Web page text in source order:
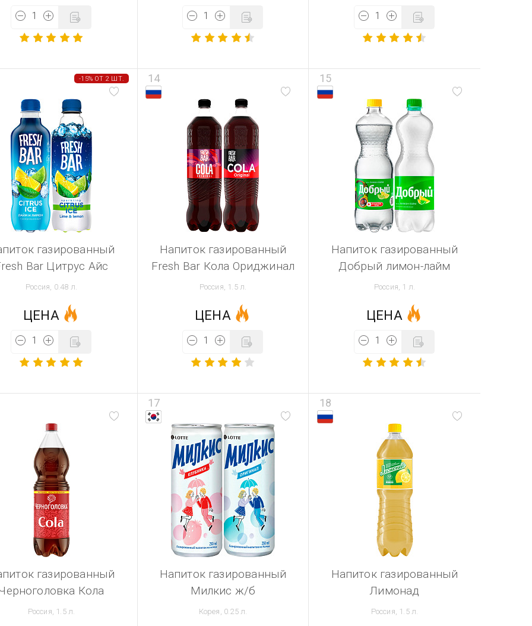
-15% ОТ 2 ШТ.
газированный
Bar Цитрус Айс
Россия, 0.48 л.
ЦЕНА
14
Напиток газированный
Fresh Bar Кола Ориджинал
Россия, 1.5 л.
ЦЕНА
15
Напиток газированный
Добрый лимон-лайм
Россия, 1 л.
ЦЕНА
газированный
Кола
Россия, 1.5 л.
17
Напиток газированный
Милкис ж/б
Корея, 0.25 л.
18
Напиток газированный
Лимонад
Россия, 1.5 л.